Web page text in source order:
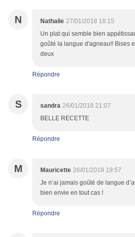
N Nathalie 27/01/2018 18:15
Un plat qui semble bien
goûté la langue d'agneau!! Bises
deux
Répondre
S sandra 26/01/2018 21:07
BELLE RECETTE
Répondre
M Mauricette 26/01/2018 19:57
Je n’ai jamais goûté de langue
bien envie en tout cas !
Répondre